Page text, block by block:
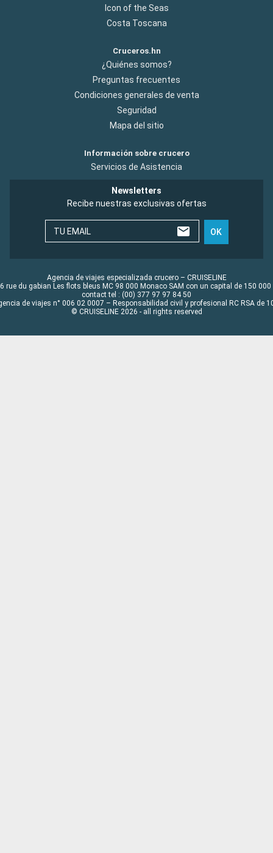
Icon of the Seas
Costa Toscana
Cruceros.hn
¿Quiénes somos?
Preguntas frecuentes
Condiciones generales de venta
Seguridad
Mapa del sitio
Información sobre crucero
Servicios de Asistencia
Newsletters
Recibe nuestras exclusivas ofertas
TU EMAIL OK
Agencia de viajes especializada crucero – CRUISELINE
rue du gabian Les flots bleus MC 98 000 Monaco SAM con un capital de 150 000
contact tel : (00) 377 97 97 84 50
de viajes n° 006 02 0007 – Responsabilidad civil y profesional RC RSA de
© CRUISELINE 2026 - all rights reserved